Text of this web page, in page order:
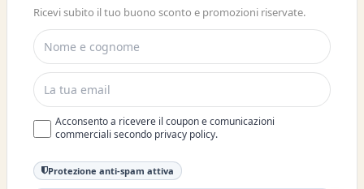
ISCRIVITI E OTTIENI SUBITO UNO
SCONTO DEL 10%
Ricevi subito il tuo buono sconto e promozioni riservate.
Acconsento a ricevere il coupon e comunicazioni
commerciali secondo privacy policy.
Protezione anti-spam attiva